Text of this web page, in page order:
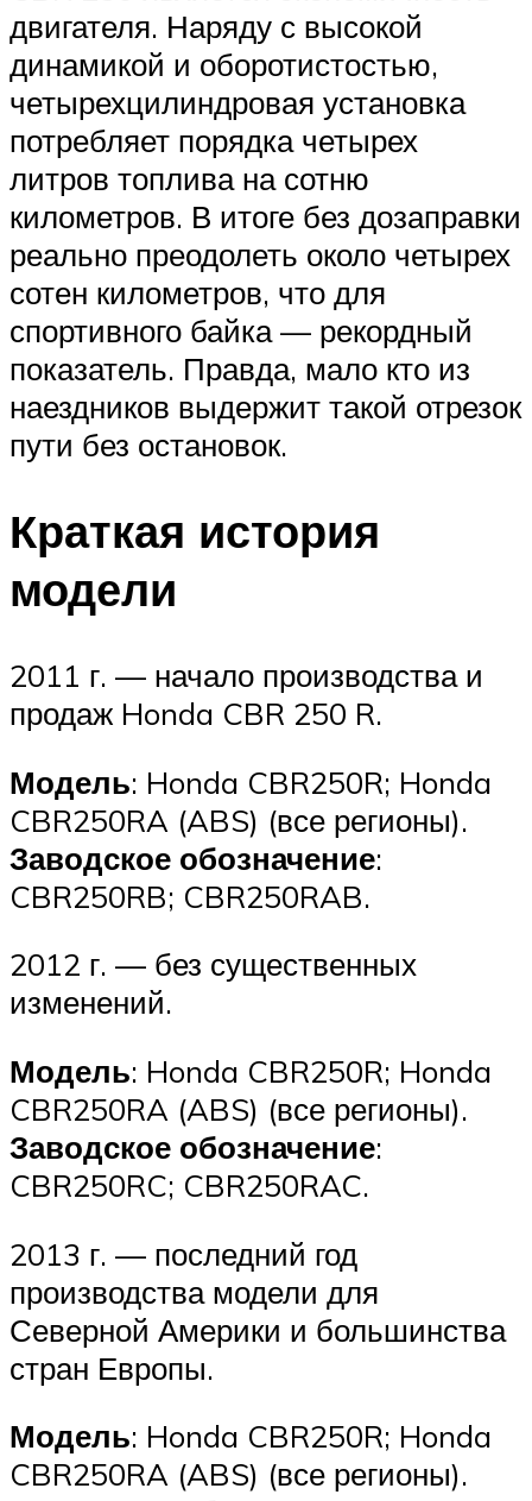
двигателя. Наряду с высокой
динамикой и оборотистостью,
четырехцилиндровая установка
потребляет порядка четырех
литров топлива на сотню
километров. В итоге без дозаправки
реально преодолеть около четырех
сотен километров, что для
спортивного байка — рекордный
показатель. Правда, мало кто из
наездников выдержит такой отрезок
пути без остановок.
Краткая история
модели
2011 г. — начало производства и
продаж Honda CBR 250 R.
Модель: Honda CBR250R; Honda
CBR250RA (ABS) (все регионы).
Заводское обозначение:
CBR250RB; CBR250RAB.
2012 г. — без существенных
изменений.
Модель: Honda CBR250R; Honda
CBR250RA (ABS) (все регионы).
Заводское обозначение:
CBR250RC; CBR250RAC.
2013 г. — последний год
производства модели для
Северной Америки и большинства
стран Европы.
Модель: Honda CBR250R; Honda
CBR250RA (ABS) (все регионы).